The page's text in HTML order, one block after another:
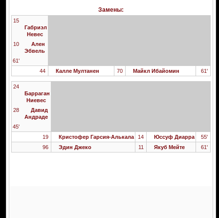
Замены:
15
Габриэл
Невес
10
Ален
Эбвель
61'
44
Калле Мултанен 70 Майкл Ибайомин 61'
24
Барраган
Ниевес
28
Давид
Андраде
45'
19
Кристофер Гарсия-Алькала 14 Юссуф Диарра
55'
96
Эдин Джеко 11 Якуб Мейте 61'